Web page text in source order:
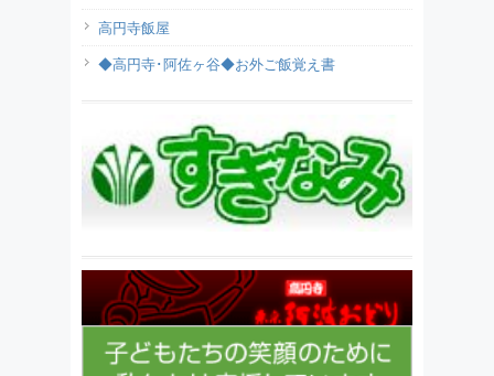
高円寺飯屋
◆高円寺･阿佐ヶ谷◆お外ご飯覚え書